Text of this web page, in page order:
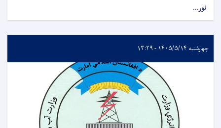
نور...
چهارشنبه ۱۴۰۵/۵/۱۴ - ۱۳:۲۹